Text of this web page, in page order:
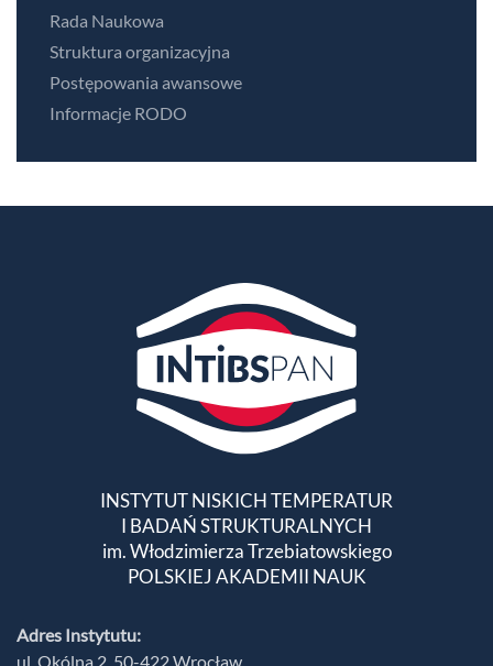
Rada Naukowa
Struktura organizacyjna
Postępowania awansowe
Informacje RODO
INSTYTUT NISKICH TEMPERATUR
I BADAŃ STRUKTURALNYCH
im. Włodzimierza Trzebiatowskiego
POLSKIEJ AKADEMII NAUK
Adres Instytutu:
ul. Okólna 2, 50-422 Wrocław